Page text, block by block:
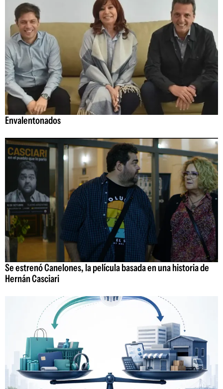
Envalentonados
Se estrenó Canelones, la película basada en una historia de
Hernán Casciari